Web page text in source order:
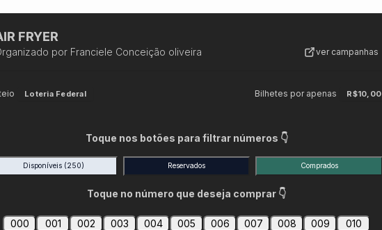
FRYER
por Franciele Conceição oliveira ver campanhas
Loteria Federal Bilhetes por apenas R$10,00
Toque nos botões para filtrar números 👇
Disponíveis (250) Reservados Comprados
Toque no número que deseja comprar 👇
000 001 002 003 004 005 006 007 008 009
010